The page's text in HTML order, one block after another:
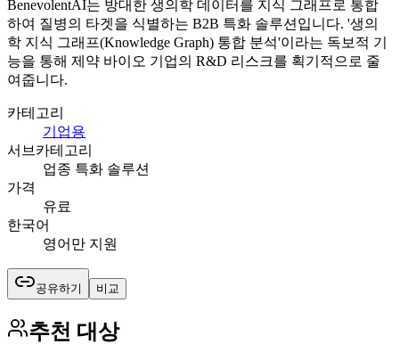
BenevolentAI는 방대한 생의학 데이터를 지식 그래프로 통합
하여 질병의 타겟을 식별하는 B2B 특화 솔루션입니다. '생의
학 지식 그래프(Knowledge Graph) 통합 분석'이라는 독보적 기
능을 통해 제약 바이오 기업의 R&D 리스크를 획기적으로 줄
여줍니다.
카테고리
기업용
서브카테고리
업종 특화 솔루션
가격
유료
한국어
영어만 지원
공유하기 비교
추천 대상